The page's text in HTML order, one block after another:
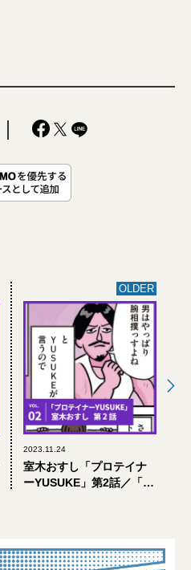
OLDER
2023.11.24
室木おすし「プロテイナ
ーYUSUKE」第2話／「誰